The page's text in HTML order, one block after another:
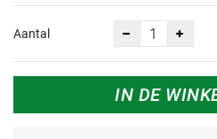
Aantal
IN DE